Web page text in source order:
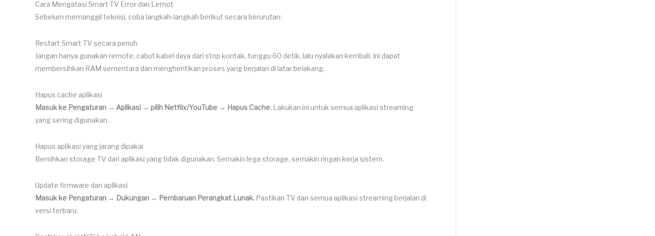
Cara Mengatasi Smart TV Error dan Lemot
Sebelum memanggil teknisi, coba langkah-langkah berikut secara berurutan:
Restart Smart TV secara penuh
Jangan hanya gunakan remote, cabut kabel daya dari stop kontak, tunggu 60 detik, lalu nyalakan kembali. Ini dapat
membersihkan RAM sementara dan menghentikan proses yang berjalan di latar belakang.
Hapus cache aplikasi
Masuk ke Pengaturan → Aplikasi → pilih Netflix/YouTube → Hapus Cache. Lakukan ini untuk semua aplikasi streaming
yang sering digunakan.
Hapus aplikasi yang jarang dipakai
Bersihkan storage TV dari aplikasi yang tidak digunakan. Semakin lega storage, semakin ringan kerja sistem.
Update firmware dan aplikasi
Masuk ke Pengaturan → Dukungan → Pembaruan Perangkat Lunak. Pastikan TV dan semua aplikasi streaming berjalan di
versi terbaru.